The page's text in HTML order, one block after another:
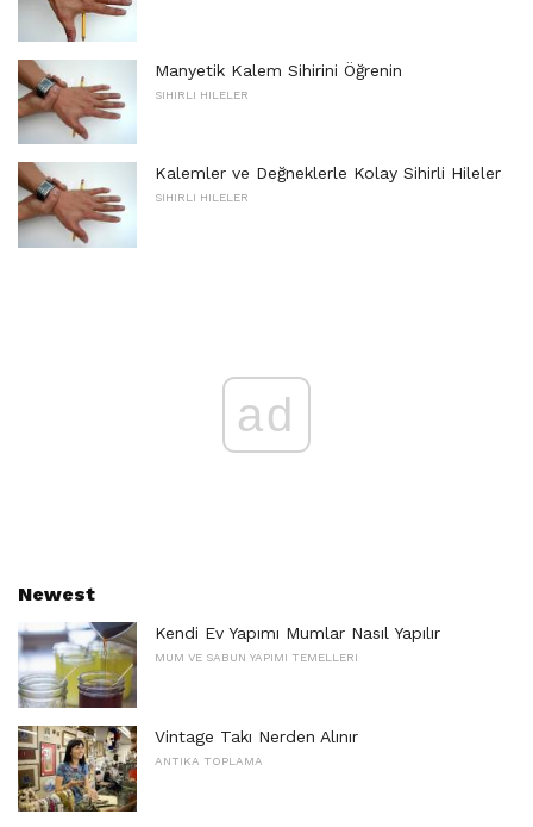
Manyetik Kalem Sihirini Öğrenin
SIHIRLI HILELER
Kalemler ve Değneklerle Kolay Sihirli Hileler
SIHIRLI HILELER
ad
Newest
Kendi Ev Yapımı Mumlar Nasıl Yapılır
MUM VE SABUN YAPIMI TEMELLERI
Vintage Takı Nerden Alınır
ANTIKA TOPLAMA